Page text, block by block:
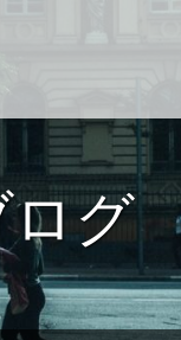
グ